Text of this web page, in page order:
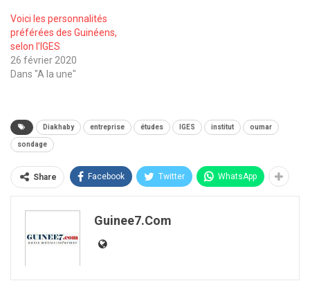
Voici les personnalités
préférées des Guinéens,
selon l’IGES
26 février 2020
Dans "A la une"
Diakhaby entreprise études IGES institut oumar
sondage
Share Facebook Twitter WhatsApp
Guinee7.com